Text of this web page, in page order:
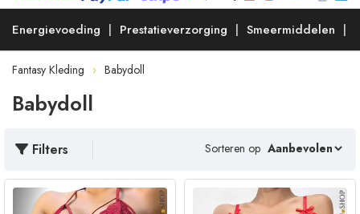
Energievoeding Prestatieverzorging Smeermiddelen
Fantasy Kleding Babydoll
Babydoll
Filters Sorteren op